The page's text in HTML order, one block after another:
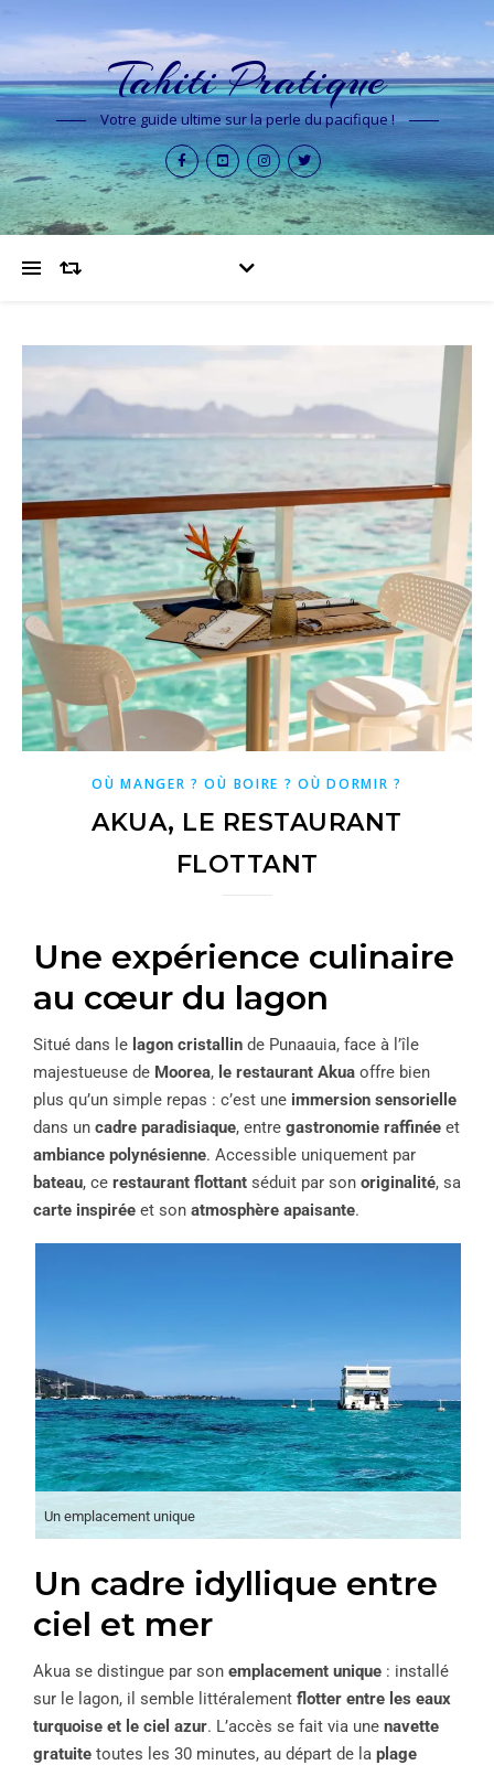
Tahiti Pratique
Votre guide ultime sur la perle du pacifique !
OÙ MANGER ? OÙ BOIRE ? OÙ DORMIR ?
AKUA, LE RESTAURANT
FLOTTANT
Une expérience culinaire
au cœur du lagon
Situé dans le lagon cristallin de Punaauia, face à l’île
majestueuse de Moorea, le restaurant Akua offre bien
plus qu’un simple repas : c’est une immersion sensorielle
dans un cadre paradisiaque, entre gastronomie raffinée et
ambiance polynésienne. Accessible uniquement par
bateau, ce restaurant flottant séduit par son originalité, sa
carte inspirée et son atmosphère apaisante.
Un emplacement unique
Un cadre idyllique entre
ciel et mer
Akua se distingue par son emplacement unique : installé
sur le lagon, il semble littéralement flotter entre les eaux
turquoise et le ciel azur. L’accès se fait via une navette
gratuite toutes les 30 minutes, au départ de la plage